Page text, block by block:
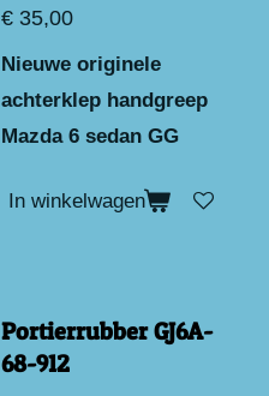
€ 35,00
Nieuwe originele
achterklep handgreep
Mazda 6 sedan GG
In winkelwagen
Portierrubber GJ6A-
68-912